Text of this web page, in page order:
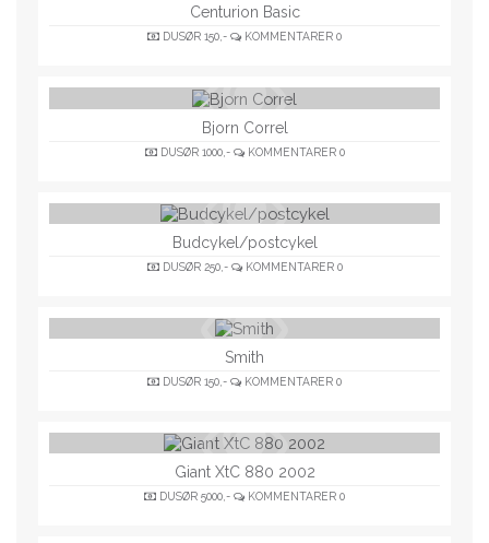
Centurion Basic
DUSØR 150,- KOMMENTARER 0
Bjorn Correl
DUSØR 1000,- KOMMENTARER 0
Budcykel/postcykel
DUSØR 250,- KOMMENTARER 0
Smith
DUSØR 150,- KOMMENTARER 0
Giant XtC 880 2002
DUSØR 5000,- KOMMENTARER 0